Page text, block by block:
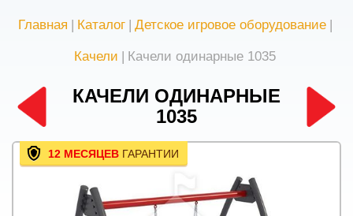
Главная | Каталог | Детское игровое оборудование |
Качели | Качели одинарные 1035
КАЧЕЛИ ОДИНАРНЫЕ
1035
12 МЕСЯЦЕВ ГАРАНТИИ